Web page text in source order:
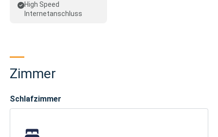
High Speed
Internetanschluss
Zimmer
Schlafzimmer